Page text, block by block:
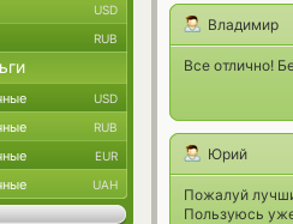
Владимир
Все отлично!
Юрий
Пожалуй
Пользуюсь
USD
RUB
USD
RUB
EUR
UAH